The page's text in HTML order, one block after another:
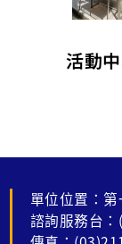
活動
單位位置：
諮詢服務台